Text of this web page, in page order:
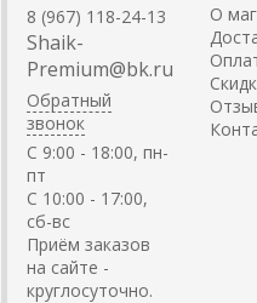
8 (967) 118-24-13
Shaik-
Premium@bk.ru
Обратный
звонок
C 9:00 - 18:00, пн-
пт
С 10:00 - 17:00,
сб-вс
Приём заказов
на сайте -
круглосуточно.
О